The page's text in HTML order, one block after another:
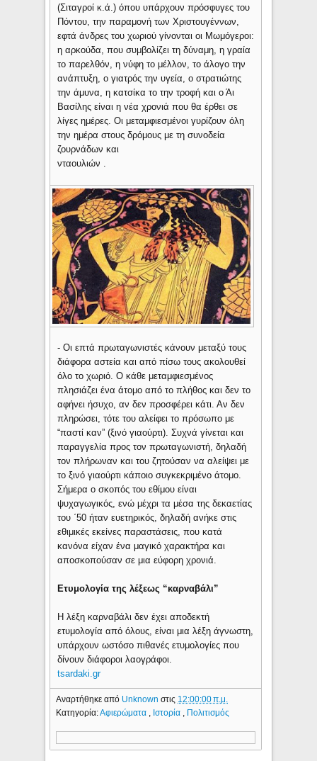
(Σιταγροί κ.ά.) όπου υπάρχουν πρόσφυγες του
Πόντου, την παραμονή των Χριστουγέννων,
εφτά άνδρες του χωριού γίνονται οι Μωμόγεροι:
η αρκούδα, που συμβολίζει τη δύναμη, η γραία
το παρελθόν, η νύφη το μέλλον, το άλογο την
ανάπτυξη, ο γιατρός την υγεία, ο στρατιώτης
την άμυνα, η κατσίκα το την τροφή και ο Άι
Βασίλης είναι η νέα χρονιά που θα έρθει σε
λίγες ημέρες. Οι μεταμφιεσμένοι γυρίζουν όλη
την ημέρα στους δρόμους με τη συνοδεία
ζουρνάδων και
νταουλιών .
- Οι επτά πρωταγωνιστές κάνουν μεταξύ τους
διάφορα αστεία και από πίσω τους ακολουθεί
όλο το χωριό. Ο κάθε μεταμφιεσμένος
πλησιάζει ένα άτομο από το πλήθος και δεν το
αφήνει ήσυχο, αν δεν προσφέρει κάτι. Αν δεν
πληρώσει, τότε του αλείφει το πρόσωπο με
“παστί καν” (ξινό γιαούρτι). Συχνά γίνεται και
παραγγελία προς τον πρωταγωνιστή, δηλαδή
τον πλήρωναν και του ζητούσαν να αλείψει με
το ξινό γιαούρτι κάποιο συγκεκριμένο άτομο.
Σήμερα ο σκοπός του εθίμου είναι
ψυχαγωγικός, ενώ μέχρι τα μέσα της δεκαετίας
του ΄50 ήταν ευετηρικός, δηλαδή ανήκε στις
εθιμικές εκείνες παραστάσεις, που κατά
κανόνα είχαν ένα μαγικό χαρακτήρα και
αποσκοπούσαν σε μια εύφορη χρονιά.
Ετυμολογία της λέξεως “καρναβάλι”
Η λέξη καρναβάλι δεν έχει αποδεκτή
ετυμολογία από όλους, είναι μια λέξη άγνωστη,
υπάρχουν ωστόσο πιθανές ετυμολογίες που
δίνουν διάφοροι λαογράφοι.
tsardaki.gr
Αναρτήθηκε από Unknownστις 12:00:00 π.μ.
Κατηγορία:Αφιερώματα Ιστορία Πολιτισμός